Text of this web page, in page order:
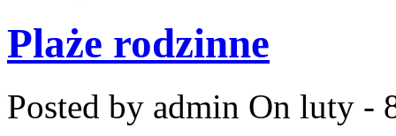
Plaże rodzinne
Posted by admin On luty -